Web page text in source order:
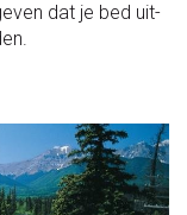
dat je bed uit-